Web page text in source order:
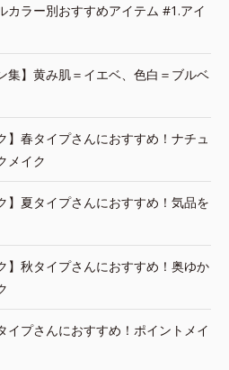
カラー別おすすめアイテム #1.アイ
集】黄み肌＝イエベ、色白＝ブルベ
】春タイプさんにおすすめ！ナチュ
メイク
】夏タイプさんにおすすめ！気品を
】秋タイプさんにおすすめ！奥ゆか
イプさんにおすすめ！ポイントメイ